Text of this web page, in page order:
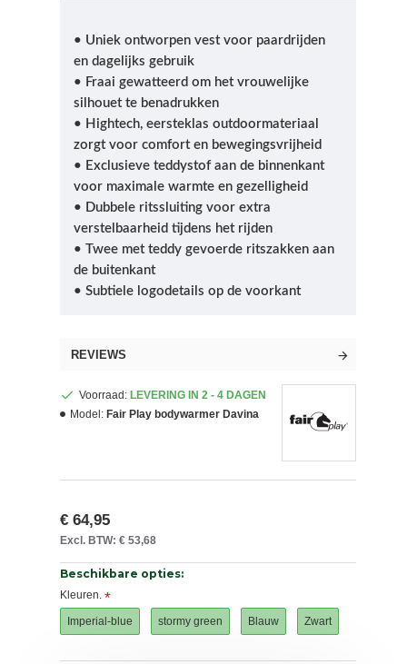
• Uniek ontworpen vest voor paardrijden
en dagelijks gebruik
• Fraai gewatteerd om het vrouwelijke
silhouet te benadrukken
• Hightech, eersteklas outdoormateriaal
zorgt voor comfort en bewegingsvrijheid
• Exclusieve teddystof aan de binnenkant
voor maximale warmte en gezelligheid
• Dubbele ritssluiting voor extra
verstelbaarheid tijdens het rijden
• Twee met teddy gevoerde ritszakken aan
de buitenkant
• Subtiele logodetails op de voorkant
REVIEWS
Voorraad: LEVERING IN 2 - 4 DAGEN
Model: Fair Play bodywarmer Davina
€ 64,95
Excl. BTW: € 53,68
Beschikbare opties:
Kleuren.
Imperial-blue stormy green Blauw Zwart